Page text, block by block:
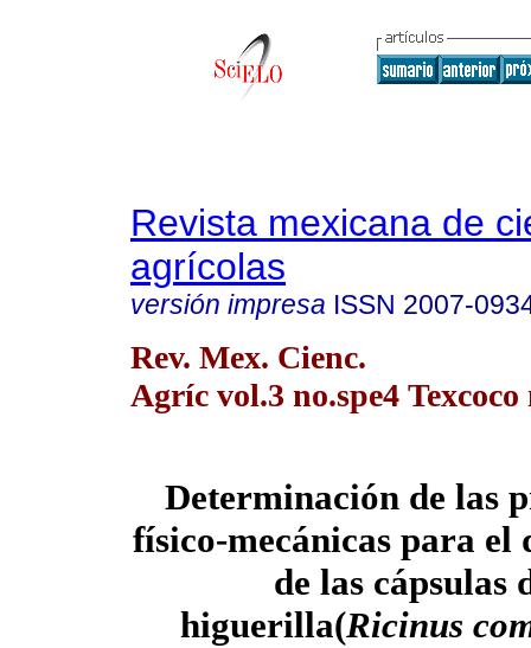
Revista mexicana de
agrícolas
versión impresa ISSN 2007-
Rev. Mex. Cienc.
Agríc vol.3 no.spe4 Texcoco
Determinación de las
físico-mecánicas para el
de las cápsulas
higuerilla(Ricinus